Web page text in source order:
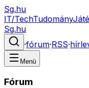
Sg.hu
IT/TechTudomány
Sg.hu
·fórum·RSS·
Menü
Fórum